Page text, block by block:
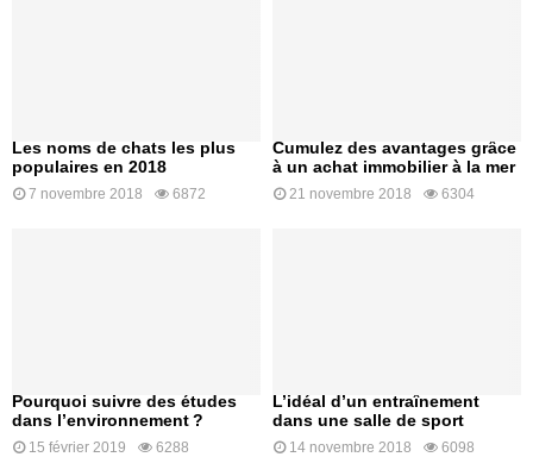
Les noms de chats les plus
populaires en 2018
7 novembre 2018 6872
Cumulez des avantages grâce
à un achat immobilier à la mer
21 novembre 2018 6304
Pourquoi suivre des études
dans l’environnement ?
15 février 2019 6288
L’idéal d’un entraînement
dans une salle de sport
14 novembre 2018 6098